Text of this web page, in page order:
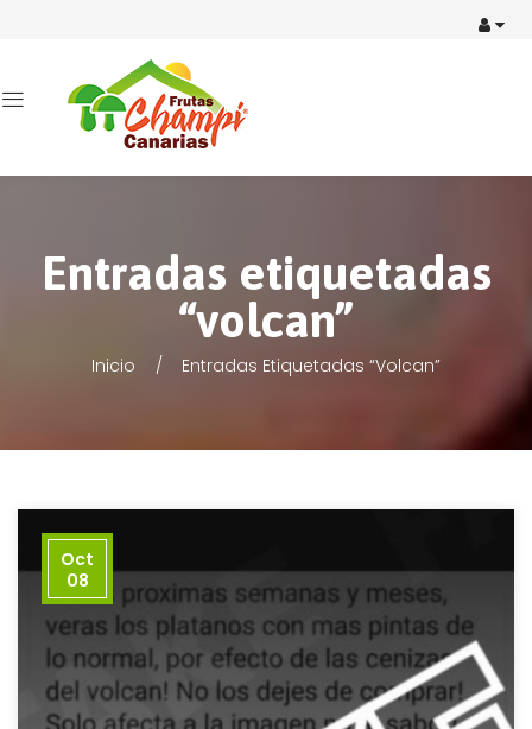
Entradas etiquetadas
“volcan”
Inicio Entradas Etiquetadas “volcan”
Oct
08